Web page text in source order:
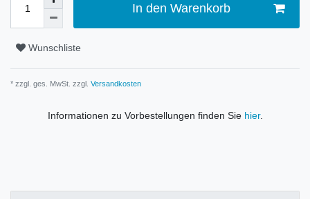
In den Warenkorb
Wunschliste
* zzgl. ges. MwSt. zzgl. Versandkosten
Informationen zu Vorbestellungen finden Sie hier.